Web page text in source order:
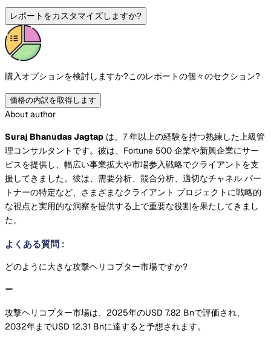
レポートをカスタマイズしますか?
購入オプションを検討しますか?このレポートの個々のセクション?
価格の内訳を取得します
About author
Suraj Bhanudas Jagtap は、7 年以上の経験を持つ熟練した上級管
理コンサルタントです。彼は、Fortune 500 企業や新興企業にサー
ビスを提供し、幅広い事業拡大や市場参入戦略でクライアントを支
援してきました。彼は、需要分析、競合分析、適切なチャネル パー
トナーの特定など、さまざまなクライアント プロジェクトに戦略的
な視点と実用的な洞察を提供する上で重要な役割を果たしてきまし
た。
よくある質問 :
どのように大きな攻撃ヘリコプター市場ですか?
攻撃ヘリコプター市場は、2025年のUSD 7.82 Bnで評価され、
2032年までUSD 12.31 Bnに達すると予想されます。